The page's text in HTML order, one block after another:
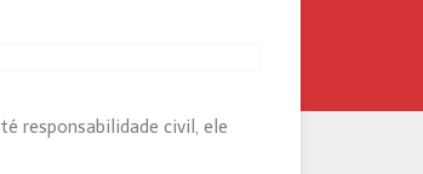
responsabilidade civil, ele